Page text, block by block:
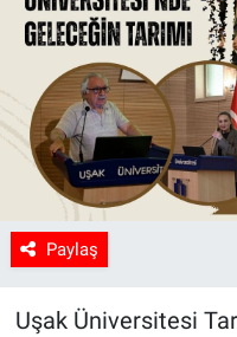
Paylaş
Uşak Üniversitesi